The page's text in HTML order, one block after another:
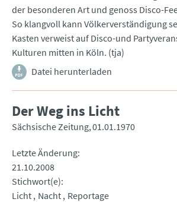
der besonderen Art und genoss Disco-
So klangvoll kann Völkerverständigung
Kasten verweist auf Disco-und
Kulturen mitten in Köln. (tja)
Datei herunterladen
Der Weg ins Licht
Sächsische Zeitung 01.01.1970
Letzte Änderung
21.10.2008
Stichwort(e)
Licht Nacht Reportage